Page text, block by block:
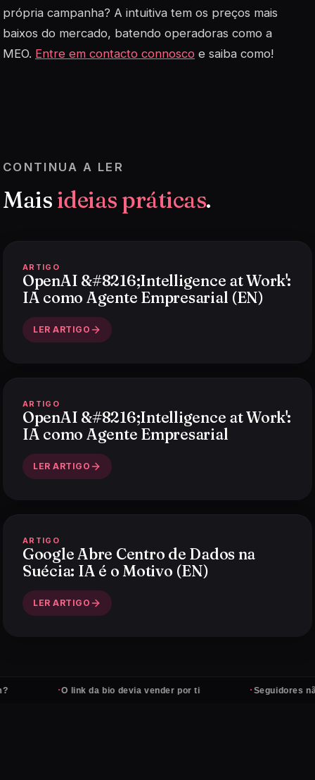
própria campanha? A intuitiva tem os preços mais
baixos do mercado, batendo operadoras como a
MEO. Entre em contacto connosco e saiba como!
CONTINUA A LER
Mais ideias práticas.
ARTIGO
OpenAI &#8216;Intelligence at Work':
IA como Agente Empresarial (EN)
LER ARTIGO
ARTIGO
OpenAI &#8216;Intelligence at Work':
IA como Agente Empresarial
LER ARTIGO
ARTIGO
Google Abre Centro de Dados na
Suécia: IA é o Motivo (EN)
LER ARTIGO
O link da bio devia vender por ti Seguidores não